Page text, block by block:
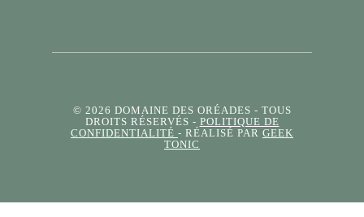
© 2026 DOMAINE DES ORÉADES - TOUS
DROITS RÉSERVÉS - POLITIQUE DE
CONFIDENTIALITÉ - RÉALISÉ PAR GEEK
TONIC